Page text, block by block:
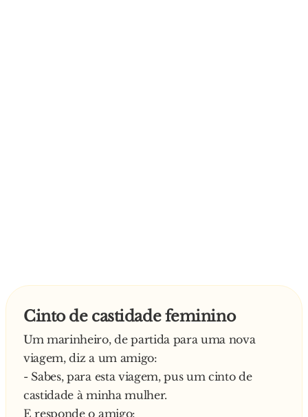
Cinto de castidade feminino
Um marinheiro, de partida para uma nova
viagem, diz a um amigo:
- Sabes, para esta viagem, pus um cinto de
castidade à minha mulher.
E responde o amigo: